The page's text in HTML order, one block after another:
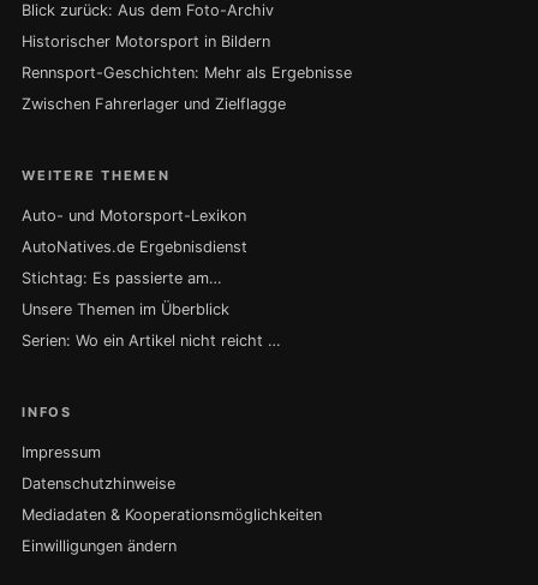
Blick zurück: Aus dem Foto-Archiv
Historischer Motorsport in Bildern
Rennsport-Geschichten: Mehr als Ergebnisse
Zwischen Fahrerlager und Zielflagge
WEITERE THEMEN
Auto- und Motorsport-Lexikon
AutoNatives.de Ergebnisdienst
Stichtag: Es passierte am…
Unsere Themen im Überblick
Serien: Wo ein Artikel nicht reicht …
INFOS
Impressum
Datenschutzhinweise
Mediadaten & Kooperationsmöglichkeiten
Einwilligungen ändern